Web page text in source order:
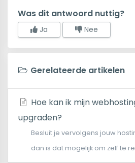
Was dit antwoord nuttig?
Ja Nee
Gerelateerde artikelen
Hoe kan ik mijn
upgraden?
Besluit je vervolgens jouw
dan is dat mogelijk om zelf te